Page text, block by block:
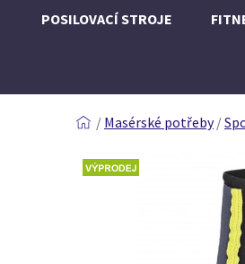
POSILOVACÍ STROJE
/ Masérské potřeby /